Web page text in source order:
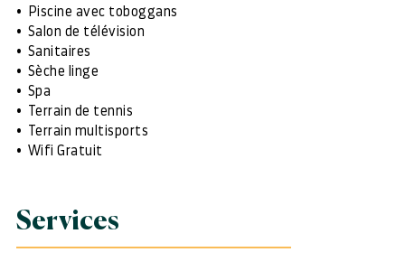
Piscine avec toboggans
Salon de télévision
Sanitaires
Sèche linge
Spa
Terrain de tennis
Terrain multisports
Wifi Gratuit
Services